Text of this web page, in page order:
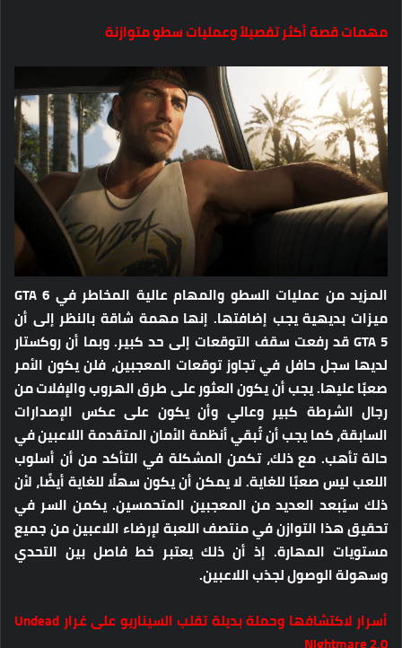
مهمات قصة أكثر تفصيلاً وعمليات سطو متوازنة
المزيد من عمليات السطو والمهام عالية المخاطر في GTA 6
ميزات بديهية يجب إضافتها. إنها مهمة شاقة بالنظر إلى أن
GTA 5 قد رفعت سقف التوقعات إلى حد كبير. وبما أن روكستار
لديها سجل حافل في تجاوز توقعات المعجبين، فلن يكون الأمر
صعبًا عليها. يجب أن يكون العثور على طرق الهروب والإفلات من
رجال الشرطة كبير وعالي وأن يكون على عكس الإصدارات
السابقة، كما يجب أن تُبقي أنظمة الأمان المتقدمة اللاعبين في
حالة تأهب. مع ذلك، تكمن المشكلة في التأكد من أن أسلوب
اللعب ليس صعبًا للغاية. لا يمكن أن يكون سهلًا للغاية أيضًا، لأن
ذلك سيُبعد العديد من المعجبين المتحمسين. يكمن السر في
تحقيق هذا التوازن في منتصف اللعبة لإرضاء اللاعبين من جميع
مستويات المهارة. إذ أن ذلك يعتبر خط فاصل بين التحدي
وسهولة الوصول لجذب اللاعبين.
أسرار لاكتشافها وحملة بديلة تقلب السيناريو على غرار Undead